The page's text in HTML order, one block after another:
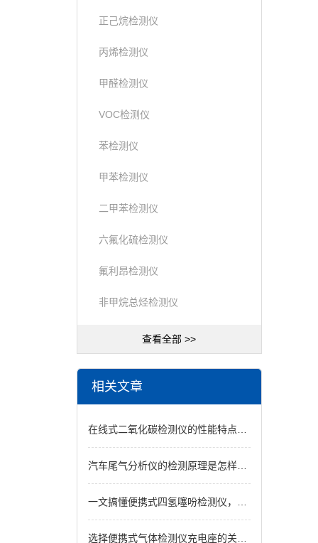
正己烷检测仪
丙烯检测仪
甲醛检测仪
VOC检测仪
苯检测仪
甲苯检测仪
二甲苯检测仪
六氟化硫检测仪
氟利昂检测仪
非甲烷总烃检测仪
查看全部 >>
相关文章
在线式二氧化碳检测仪的性能特点，一看便知
汽车尾气分析仪的检测原理是怎样的？
一文搞懂便携式四氢噻吩检测仪，小白也能看懂
选择便携式气体检测仪充电座的关键要点